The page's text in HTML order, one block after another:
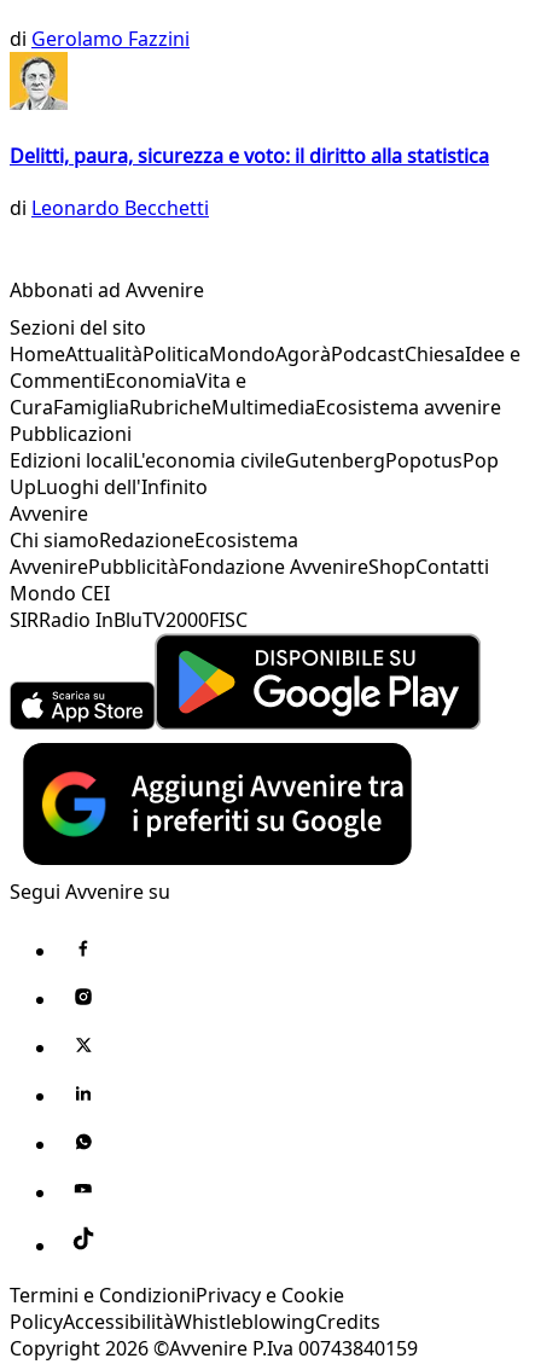
di Gerolamo Fazzini
Delitti, paura, sicurezza e voto: il diritto alla statistica
di Leonardo Becchetti
Abbonati ad Avvenire
Sezioni del sito
HomeAttualitàPoliticaMondoAgoràPodcastChiesaIdee e
CommentiEconomiaVita e
CuraFamigliaRubricheMultimediaEcosistema avvenire
Pubblicazioni
Edizioni localiL'economia civileGutenbergPopotusPop
UpLuoghi dell'Infinito
Avvenire
Chi siamoRedazioneEcosistema
AvvenirePubblicitàFondazione AvvenireShopContatti
Mondo CEI
SIRRadio InBluTV2000FISC
Segui Avvenire su
Termini e CondizioniPrivacy e Cookie
PolicyAccessibilitàWhistleblowingCredits
Copyright 2026 ©Avvenire P.Iva 00743840159